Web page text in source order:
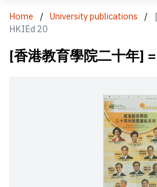
Home / University publications /
HKIEd 20
[香港教育學院二十年]